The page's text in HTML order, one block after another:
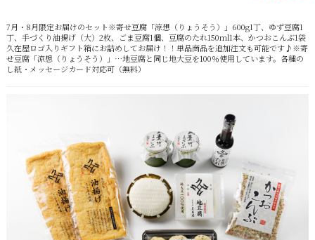
7月・8月限定お届けのセット※寄せ豆腐「涼想（りょうそう）」600g1丁、ゆず豆腐1
丁、手づくり油揚げ（大）2枚、ごま豆腐1個、豆腐のたれ150ml1本、かつおこんぶ1袋
久在屋ロゴ入りギフト箱にお詰めしてお届け！！単品商品を追加注文も可能です♪※寄
せ豆腐「涼想（りょうそう）」…地豆腐と同じ地大豆を100％使用しています。各種の
し紙・メッセージカード対応可（無料）